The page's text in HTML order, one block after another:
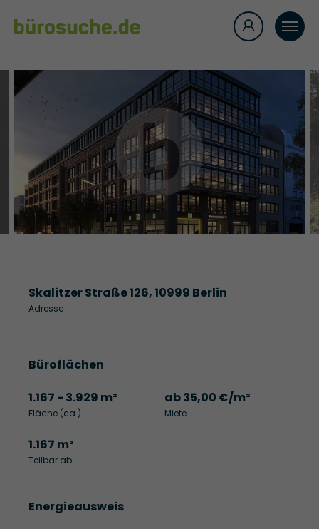
Skalitzer Straße 126, 10999 Berlin
Adresse
Büroflächen
1.167 - 3.929 m²
Fläche (ca.)
ab 35,00 €/m²
Miete
1.167 m²
Teilbar ab
Energieausweis